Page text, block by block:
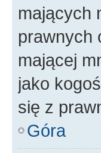
mających
prawnych
mającej
jako
się z
Góra